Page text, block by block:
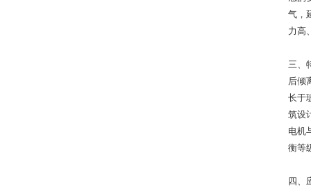
气，
力高
三、
后倾
长于
筑设
电机
衡等
四、